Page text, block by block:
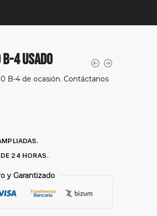
4 USADO
B-4 de ocasión. Contáctanos
24 HORAS.
y Garantizado